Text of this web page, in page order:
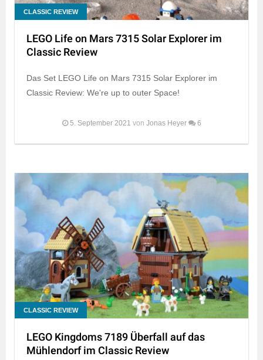
CLASSIC REVIEW
LEGO Life on Mars 7315 Solar Explorer im
Classic Review
Das Set LEGO Life on Mars 7315 Solar Explorer im
Classic Review: We're up to outer Space!
5. September 2021 von Jonas Heyer 6
CLASSIC REVIEW
LEGO Kingdoms 7189 Überfall auf das
Mühlendorf im Classic Review